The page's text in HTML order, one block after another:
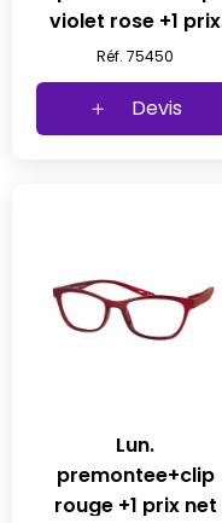
violet rose +1 prix
net
Réf. 75450
Devis
Lun.
premontee+clip
rouge +1 prix net